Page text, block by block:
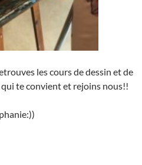
les cours de dessin et de
te convient et rejoins nous!!